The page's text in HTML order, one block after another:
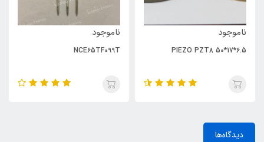
ناموجود
PIEZO PZT8 50*17*6.5
ناموجود
NCE65TF099T
دیدگاه‌ها